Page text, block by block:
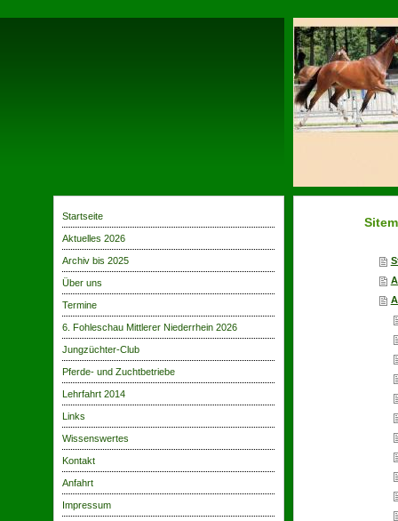
Startseite
Aktuelles 2026
Archiv bis 2025
Über uns
Termine
6. Fohleschau Mittlerer Niederrhein 2026
Jungzüchter-Club
Pferde- und Zuchtbetriebe
Lehrfahrt 2014
Links
Wissenswertes
Kontakt
Anfahrt
Impressum